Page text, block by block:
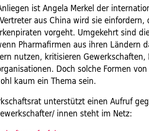
ist Angela Merkel der
aus China wird sie einfordern,
vorgeht. Umgekehrt sind
Pharmafirmen aus ihren Ländern
nutzen, kritisieren Gewerkschaften,
Doch solche Formen
kaum ein Thema sein.
unterstützt einen Aufruf
innen steht im Netz: